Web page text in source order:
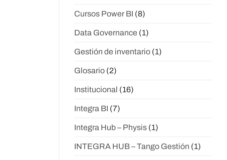
Cursos Power BI (8)
Data Governance (1)
Gestión de inventario (1)
Glosario (2)
Institucional (16)
Integra BI (7)
Integra Hub – Physis (1)
INTEGRA HUB – Tango Gestión (1)